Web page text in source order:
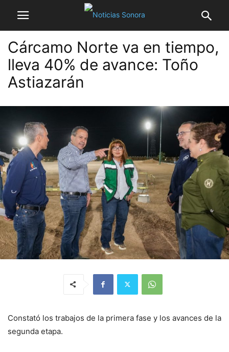
Cárcamo Norte va en tiempo,
lleva 40% de avance: Toño
Astiazarán
Constató los trabajos de la primera fase y los avances de la
segunda etapa.